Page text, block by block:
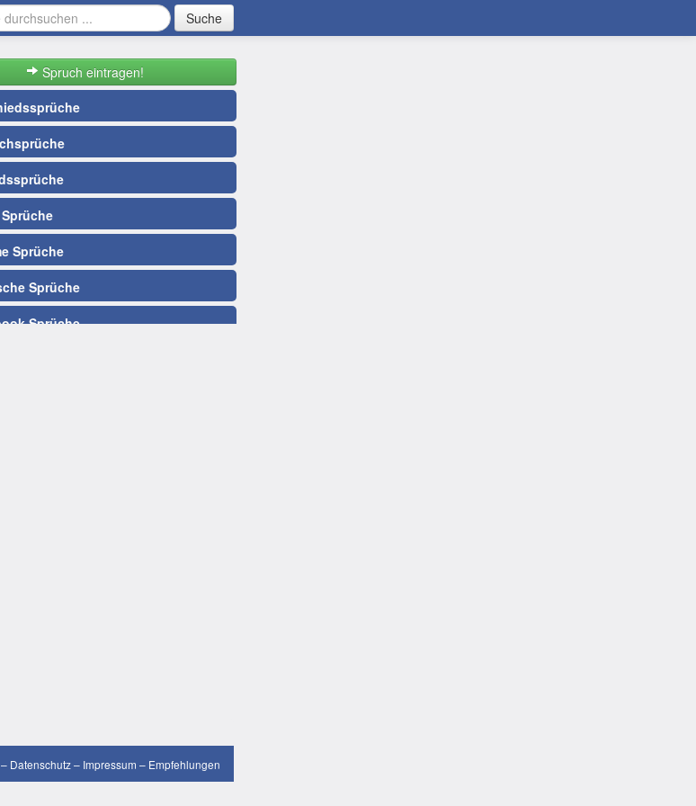
Suche
Spruch eintragen!
Sprüche
Sprüche
Sprüche
Datenschutz– Impressum – Empfehlungen